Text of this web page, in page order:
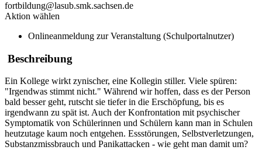
fortbildung@lasub.smk.sachsen.de
Aktion wählen
Onlineanmeldung zur Veranstaltung (Schulportalnutzer)
Beschreibung
Ein Kollege wirkt zynischer, eine Kollegin stiller. Viele spüren:
"Irgendwas stimmt nicht." Während wir hoffen, dass es der Person
bald besser geht, rutscht sie tiefer in die Erschöpfung, bis es
irgendwann zu spät ist. Auch der Konfrontation mit psychischer
Symptomatik von Schülerinnen und Schülern kann man in Schulen
heutzutage kaum noch entgehen. Essstörungen, Selbstverletzungen,
Substanzmissbrauch und Panikattacken - wie geht man damit um?